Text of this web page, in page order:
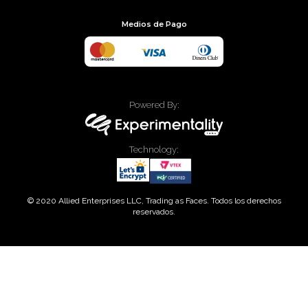
Medios de Pago
Powered By:
Technology:
© 2020 Allied Enterprises LLC, Trading as Faces. Todos los derechos
reservados.